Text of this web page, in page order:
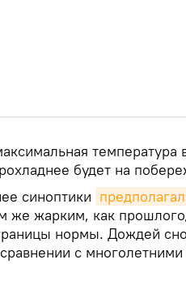
температура
будет на
синоптики
же жарким, как
нормы. Дождей
с